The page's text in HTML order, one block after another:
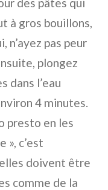
à gros bouillons,
n’ayez pas peur
plongez
dans l’eau
4 minutes.
presto en les
», c’est
doivent être
comme de la